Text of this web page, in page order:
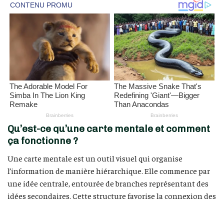
Qu’est-ce qu’une carte mentale et comment
ça fonctionne ?
Une carte mentale est un outil visuel qui organise
l’information de manière hiérarchique. Elle commence par
une idée centrale, entourée de branches représentant des
idées secondaires. Cette structure favorise la connexion des